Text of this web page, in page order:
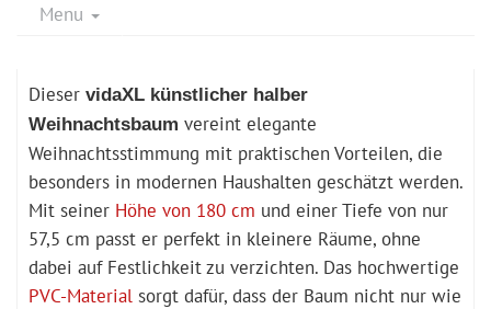
Menu
Dieser vidaXL künstlicher halber
Weihnachtsbaum vereint elegante
Weihnachtsstimmung mit praktischen Vorteilen, die
besonders in modernen Haushalten geschätzt werden.
Mit seiner Höhe von 180 cm und einer Tiefe von nur
57,5 cm passt er perfekt in kleinere Räume, ohne
dabei auf Festlichkeit zu verzichten. Das hochwertige
PVC-Material sorgt dafür, dass der Baum nicht nur wie